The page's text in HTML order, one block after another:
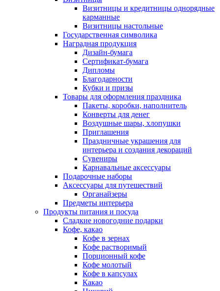
Визитницы и кредитницы однорядные
карманные
Визитницы настольные
Государственная символика
Наградная продукция
Дизайн-бумага
Сертификат-бумага
Дипломы
Благодарности
Кубки и призы
Товары для оформления праздника
Пакеты, коробки, наполнитель
Конверты для денег
Воздушные шары, хлопушки
Приглашения
Праздничные украшения для
интерьера и создания декораций
Сувениры
Карнавальные аксессуары
Подарочные наборы
Аксессуары для путешествий
Органайзеры
Предметы интерьера
Продукты питания и посуда
Сладкие новогодние подарки
Кофе, какао
Кофе в зернах
Кофе растворимый
Порционный кофе
Кофе молотый
Кофе в капсулах
Какао